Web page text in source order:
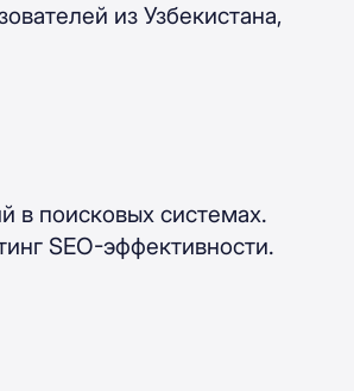
из Узбекистана,
в поисковых системах.
SEO-эффективности.